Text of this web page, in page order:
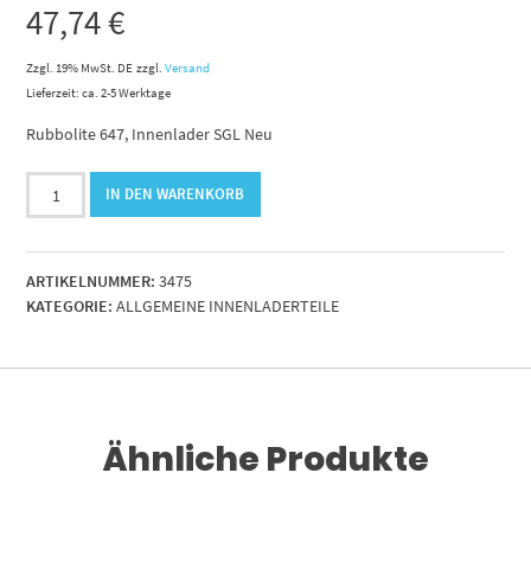
47,74€
Zzgl. 19% MwSt. DE zzgl.Versand
Lieferzeit: ca. 2-5 Werktage
Rubbolite 647, Innenlader SGL Neu
Kennzeichenunterlage
und
1.5
mtr.Kabel
IN DEN WARENKORB
ARTIKELNUMMER: 3475
KATEGORIE: ALLGEMEINE INNENLADERTEILE
Ähnliche Produkte